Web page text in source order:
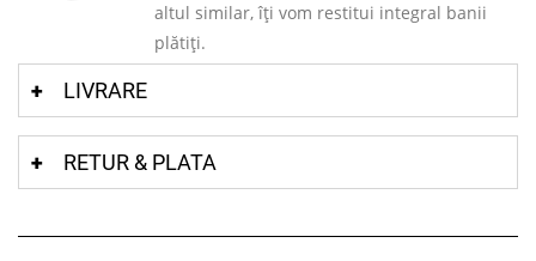
altul similar, îți vom restitui integral banii
plătiți.
LIVRARE
RETUR & PLATA